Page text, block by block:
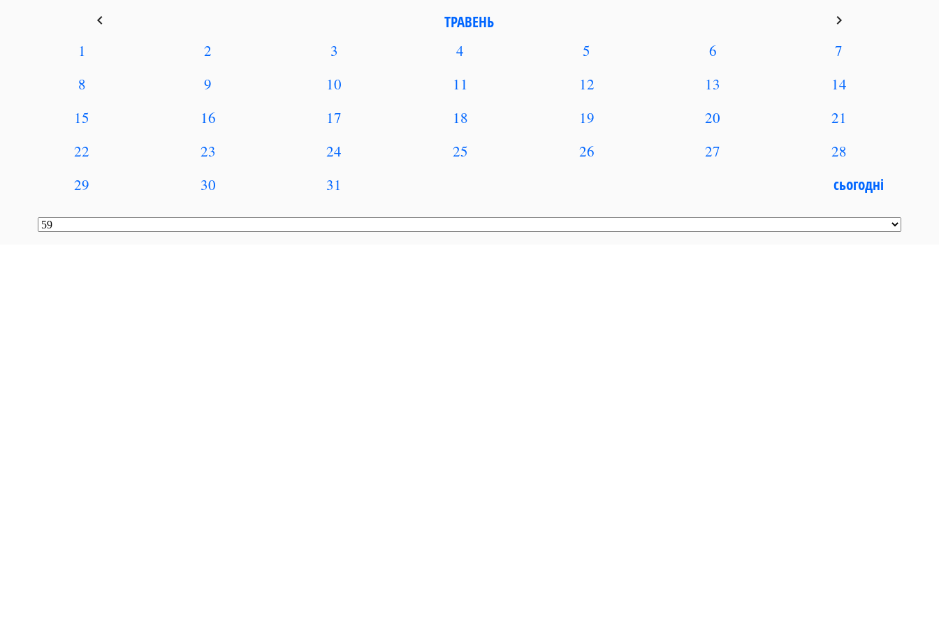
keyboard_arrow_left ТРАВЕНЬ keyboard_arrow_right
1 2 3 4 5 6
7
8
9 10 11 12 13
14
15
16 17 18 19 20
21
22
23 24 25 26 27
28
29
30 31 сьогодні